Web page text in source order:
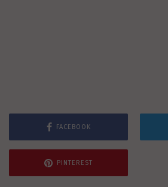
FACEBOOK
PINTEREST